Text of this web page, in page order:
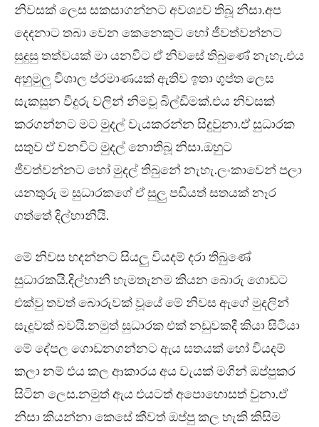
නිවසක් ලෙස සකසාගන්නට අවශ්‍යව තිබූ නිසා.අප
දෙදනාට තබා වෙන කෙනෙකුට හෝ ජීවත්වන්නට
සුදුසු තත්වයක් මා යනවිට ඒ නිවසේ තිබුණේ නැහැ.එය
අහුමුලු විශාල ප්රමාණයක් ඇතිව ඉතා ගුප්ත ලෙස
සැකසුන වීදුරු වලින් නිමවූ බිල්ඩිමක්.එය නිවසක්
කරගන්නට මට මුදල් වැයකරන්න සිදුවුනා.ඒ සුධාරක
සතුව ඒ වනවිට මුදල් නොතිබූ නිසා.ඔහුට
ජීවත්වන්නට හෝ මුදල් තිබුනේ නැහැ.ලංකාවෙන් පලා
යනතුරු ම සුධාරකගේ ඒ සුලු පඩියත් සතයක් නෑර
ගත්තේ දිල්හානියි.
මේ නිවස හදන්නට සියලු වියදම් දරා තිබුණේ
සුධාරකයි.දිල්හානි හැමතැනම කියන බොරු ගොඩට
එක්වු තවත් බොරුවක් වූයේ මේ නිවස ඇගේ මුදලින්
සැදූවක් බවයි.නමුත් සුධාරක එක් නඩුවකදී කියා සිටියා
මේ දේපල ගොඩනගන්නට ඇය සතයක් හෝ වියදම්
කලා නම් එය කල ආකාරය අය වැයක් මගින් ඔප්පුකර
සිටින ලෙස.නමුත් ඇය එයටත් අපොහොසත් වුනා.ඒ
නිසා කියන්නා කෙසේ කීවත් ඔප්පු කල හැකි කිසිම